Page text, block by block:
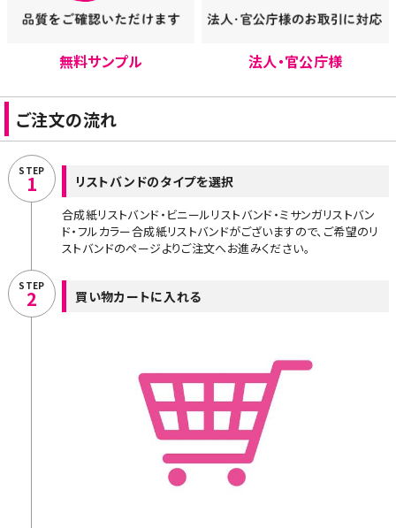
無料サンプル 法人・官公庁様
ご注文の流れ
STEP
1 リストバンドのタイプを選択
合成紙リストバンド・ビニールリストバンド・ミサンガリストバン
ド・フルカラー合成紙リストバンドがございますので、ご希望のリ
ストバンドのページよりご注文へお進みください。
STEP
2 買い物カートに入れる